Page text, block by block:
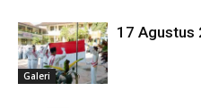
Galeri
17 Agustus